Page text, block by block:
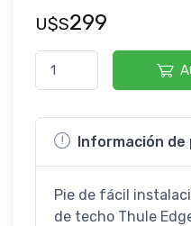
U$S299
Información
Pie de fácil
de techo Thule